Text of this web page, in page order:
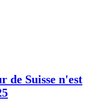
de Suisse n'est